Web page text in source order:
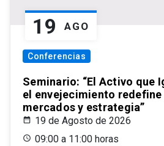
19 AGO
Conferencias
Seminario: “El Activo que
el envejecimiento
mercados y estrategia”
19 de Agosto de 2026
09:00 a 11:00 horas